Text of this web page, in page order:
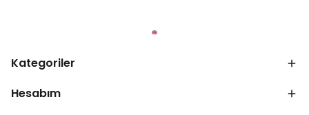
Kategoriler
Hesabım